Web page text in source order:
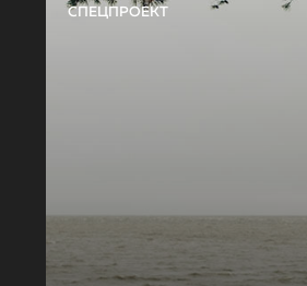
СПЕЦПРОЕКТ